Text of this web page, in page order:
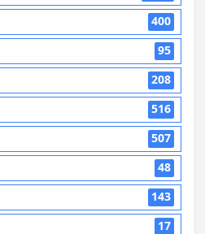
400
95
208
516
507
48
143
17